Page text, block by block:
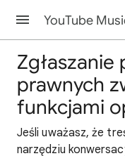
YouTube
prawnych
funkcjami
Jeśli uważasz, że
narzędziu